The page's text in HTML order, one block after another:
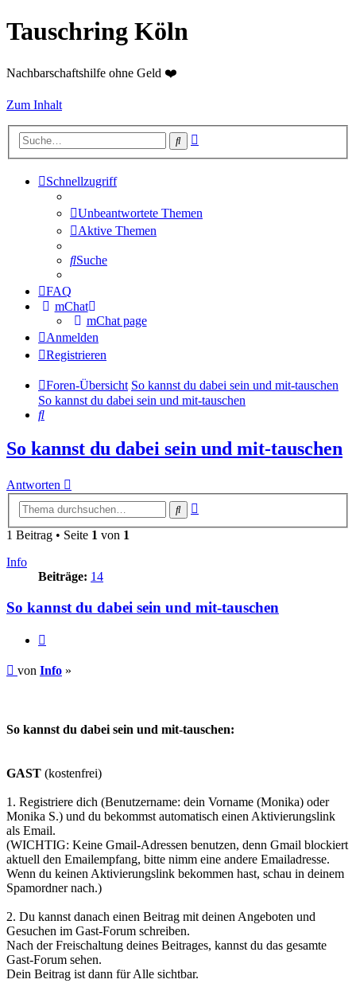
Tauschring Köln
Nachbarschaftshilfe ohne Geld ❤️
Zum Inhalt
Suche
Schnellzugriff
Unbeantwortete Themen
Aktive Themen
Suche
FAQ
mChat
mChat page
Anmelden
Registrieren
Foren-Übersicht So kannst du dabei sein und mit-tauschen
So kannst du dabei sein und mit-tauschen
Suche
So kannst du dabei sein und mit-tauschen
Antworten
Suche
1 Beitrag • Seite 1 von 1
Info
Beiträge: 14
So kannst du dabei sein und mit-tauschen
Beitrag
von Info »
So kannst du dabei sein und mit-tauschen:
GAST (kostenfrei)
1. Registriere dich (Benutzername: dein Vorname (Monika) oder
Monika S.) und du bekommst automatisch einen Aktivierungslink
als Email.
(WICHTIG: Keine Gmail-Adressen benutzen, denn Gmail blockiert
aktuell den Emailempfang, bitte nimm eine andere Emailadresse.
Wenn du keinen Aktivierungslink bekommen hast, schau in deinem
Spamordner nach.)
2. Du kannst danach einen Beitrag mit deinen Angeboten und
Gesuchen im Gast-Forum schreiben.
Nach der Freischaltung deines Beitrages, kannst du das gesamte
Gast-Forum sehen.
Dein Beitrag ist dann für Alle sichtbar.